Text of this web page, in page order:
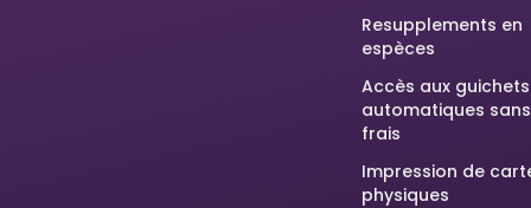
Resupplements en
espèces
Accès aux guichets
automatiques sans
frais
Impression de
physiques